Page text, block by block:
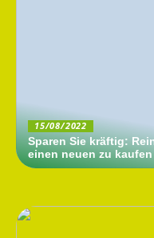
15/08/2022
Sparen Sie kräftig:
einen neuen zu kaufen